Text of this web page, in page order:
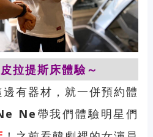
拉提斯床體驗～
有器材，就一併預約體
Ne 帶我們體驗明星們